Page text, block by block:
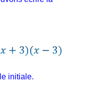
initiale.